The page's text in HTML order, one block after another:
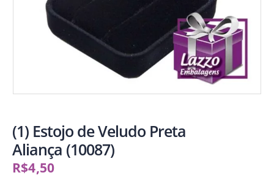
(1) Estojo de Veludo Preta
Aliança (10087)
R$4,50